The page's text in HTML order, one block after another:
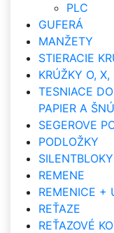
PLC
GUFERÁ
MANŽETY
STIERACIE
KRÚŽKY O,
TESNIACE
PAPIER A
SEGEROVE
PODLOŽKY
SILENTBLOKY
REMENE
REMENICE +
REŤAZE
REŤAZOVÉ